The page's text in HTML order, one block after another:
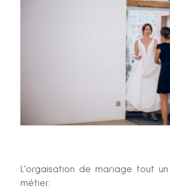
L’orgaisation de mariage tout
métier.